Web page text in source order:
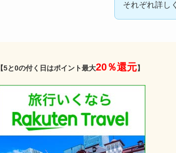
それぞれ詳し
【5と0の付く日はポイント最大20％還元】